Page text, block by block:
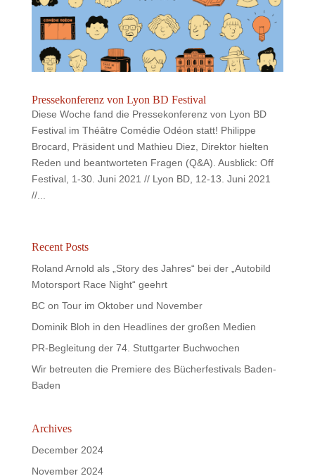
Pressekonferenz von Lyon BD Festival
Diese Woche fand die Pressekonferenz von Lyon BD
Festival im Théâtre Comédie Odéon statt! Philippe
Brocard, Präsident und Mathieu Diez, Direktor hielten
Reden und beantworteten Fragen (Q&A). Ausblick: Off
Festival, 1-30. Juni 2021 // Lyon BD, 12-13. Juni 2021
//...
Recent Posts
Roland Arnold als „Story des Jahres“ bei der „Autobild
Motorsport Race Night“ geehrt
BC on Tour im Oktober und November
Dominik Bloh in den Headlines der großen Medien
PR-Begleitung der 74. Stuttgarter Buchwochen
Wir betreuten die Premiere des Bücherfestivals Baden-
Baden
Archives
December 2024
November 2024